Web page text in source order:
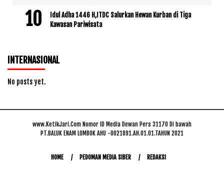
Idul Adha 1446 H,ITDC Salurkan Hewan Kurban di Tiga
Kawasan Pariwisata
INTERNASIONAL
No posts yet.
www.KetikJari.Com Nomor ID Media Dewan Pers 31170 Di bawah
PT.BALUK ENAM LOMBOK AHU -0021891.AH.01.01.TAHUN 2021
HOME PEDOMAN MEDIA SIBER REDAKSI